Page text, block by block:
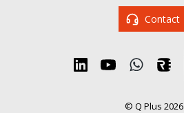
Contact
© Q Plus 2026